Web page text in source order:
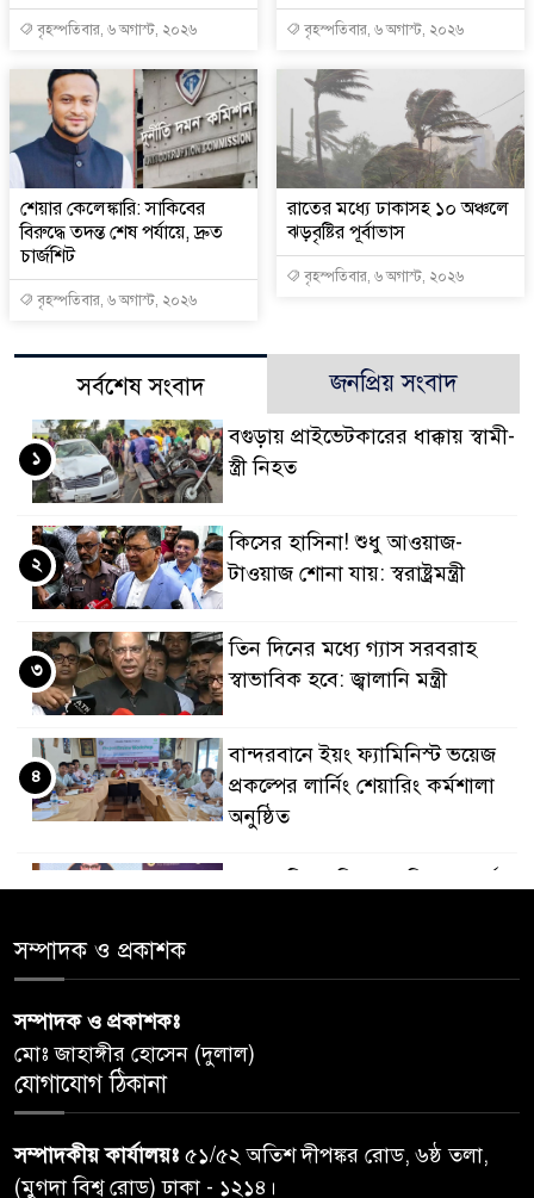
বৃহস্পতিবার, ৬ অগাস্ট, ২০২৬ বৃহস্পতিবার, ৬ অগাস্ট, ২০২৬
শেয়ার কেলেঙ্কারি: সাকিবের
বিরুদ্ধে তদন্ত শেষ পর্যায়ে, দ্রুত
চার্জশিট
বৃহস্পতিবার, ৬ অগাস্ট, ২০২৬
রাতের মধ্যে ঢাকাসহ ১০ অঞ্চলে
ঝড়বৃষ্টির পূর্বাভাস
বৃহস্পতিবার, ৬ অগাস্ট, ২০২৬
সর্বশেষ সংবাদ জনপ্রিয় সংবাদ
বগুড়ায় প্রাইভেটকারের ধাক্কায় স্বামী-
স্ত্রী নিহত
১
কিসের হাসিনা! শুধু আওয়াজ-
টাওয়াজ শোনা যায়: স্বরাষ্ট্রমন্ত্রী
২
তিন দিনের মধ্যে গ্যাস সরবরাহ
স্বাভাবিক হবে: জ্বালানি মন্ত্রী
৩
বান্দরবানে ইয়ং ফ্যামিনিস্ট ভয়েজ
প্রকল্পের লার্নিং শেয়ারিং কর্মশালা
অনুষ্ঠিত
৪
পেশ
৬
তদন্ত শেষ পর্যায়ে, দ্রুত চার্জশিট
৭
সম্পাদক ও প্রকাশক
সম্পাদক ও প্রকাশকঃ
মোঃ জাহাঙ্গীর হোসেন (দুলাল)
যোগাযোগ ঠিকানা
সম্পাদকীয় কার্যালয়ঃ ৫১/৫২ অতিশ দীপঙ্কর রোড, ৬ষ্ঠ তলা,
(মুগদা বিশ্ব রোড) ঢাকা - ১২১৪।